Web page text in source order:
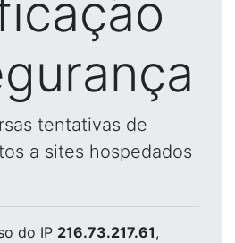
tentativas de
a sites hospedados
do IP 216.73.217.61,